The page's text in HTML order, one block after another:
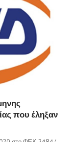
που έληξαν